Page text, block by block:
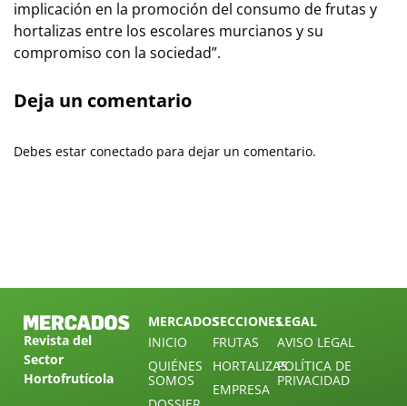
implicación en la promoción del consumo de frutas y
hortalizas entre los escolares murcianos y su
compromiso con la sociedad”.
Deja un comentario
Debes estar conectado para dejar un comentario.
Revista del
Sector
Hortofrutícola
MERCADOS
INICIO
QUIÉNES
SOMOS
SECCIONES
FRUTAS
HORTALIZAS
EMPRESA
LEGAL
AVISO LEGAL
POLÍTICA DE
PRIVACIDAD